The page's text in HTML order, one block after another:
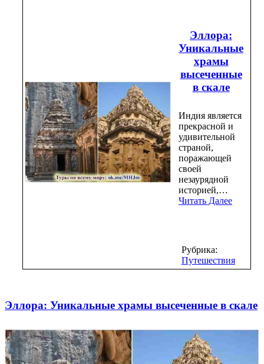
Эллора:
Уникальные
храмы
высеченные
в скале
Индия является
прекрасной и
удивительной
страной,
поражающей
своей
незаурядной
историей,…
Читать Далее
Рубрика:
Путешествия
Эллора: Уникальные храмы высеченные в скале